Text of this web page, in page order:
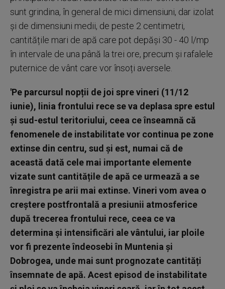
sunt grindina, în general de mici dimensiuni, dar izolat
și de dimensiuni medii, de peste 2 centimetri,
cantitățile mari de apă care pot depăși 30 - 40 l/mp
în intervale de una până la trei ore, precum și rafalele
puternice de vânt care vor însoți aversele.
'Pe parcursul nopții de joi spre vineri (11/12
iunie), linia frontului rece se va deplasa spre estul
și sud-estul teritoriului, ceea ce înseamnă că
fenomenele de instabilitate vor continua pe zone
extinse din centru, sud și est, numai că de
această dată cele mai importante elemente
vizate sunt cantitățile de apă ce urmează a se
înregistra pe arii mai extinse. Vineri vom avea o
creștere postfrontală a presiunii atmosferice
după trecerea frontului rece, ceea ce va
determina și intensificări ale vântului, iar ploile
vor fi prezente îndeosebi în Muntenia și
Dobrogea, unde mai sunt prognozate cantități
însemnate de apă. Acest episod de instabilitate